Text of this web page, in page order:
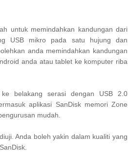
untuk memindahkan kandungan dari
USB mikro pada satu hujung dan
anda memindahkan kandungan
anda atau tablet ke komputer riba
belakang serasi dengan USB 2.0
aplikasi SanDisk memori Zone
mudah.
Anda boleh yakin dalam kualiti yang